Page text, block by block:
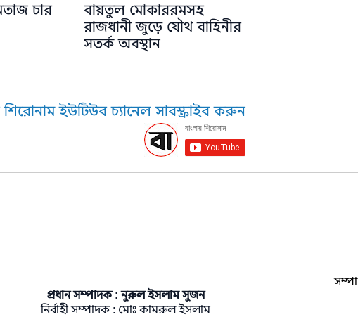
চার
বায়তুল মোকাররমসহ
রাজধানী জুড়ে যৌথ বাহিনীর
সতর্ক অবস্থান
শিরোনাম ইউটিউব চ্যানেল সাবস্ক্রাইব করুন
প্রধান সম্পাদক : নুরুল ইসলাম সুজন
নির্বাহী সম্পাদক : মোঃ কামরুল ইসলাম